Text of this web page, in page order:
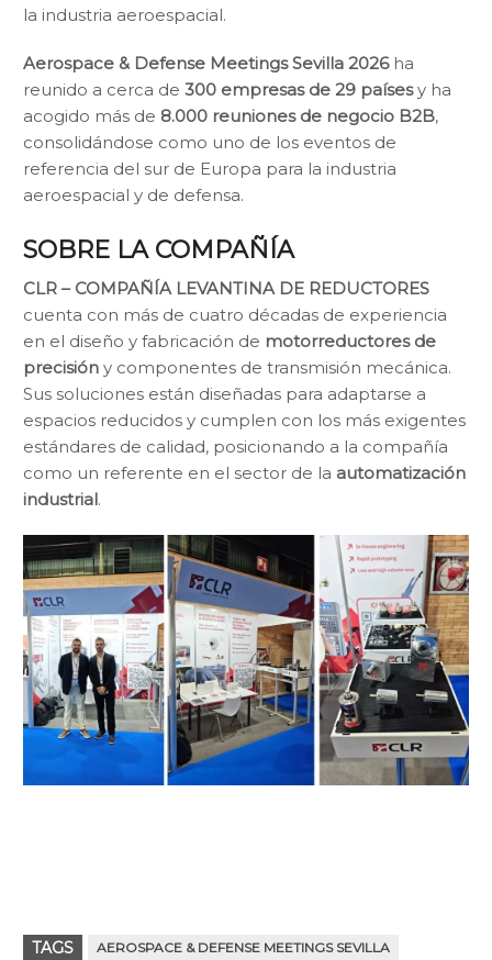
la industria aeroespacial.
Aerospace & Defense Meetings Sevilla 2026ha
reunido a cerca de 300 empresas de 29 paísesy ha
acogido más de 8.000 reuniones de negocio B2B,
consolidándose como uno de los eventos de
referencia del sur de Europa para la industria
aeroespacial y de defensa.
SOBRE LA COMPAÑÍA
CLR – COMPAÑÍA LEVANTINA DE REDUCTORES
cuenta con más de cuatro décadas de experiencia
en el diseño y fabricación de motorreductores de
precisión y componentes de transmisión mecánica.
Sus soluciones están diseñadas para adaptarse a
espacios reducidos y cumplen con los más exigentes
estándares de calidad, posicionando a la compañía
como un referente en el sector de la automatización
industrial.
TAGS
AEROSPACE & DEFENSE MEETINGS SEVILLA